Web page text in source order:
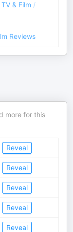
TV & Film /
Reviews
more for this
Reveal
Reveal
Reveal
Reveal
Reveal